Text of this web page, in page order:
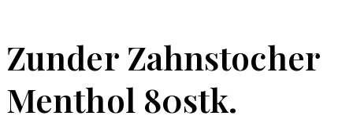
Zunder Zahnstocher
Menthol 80stk.